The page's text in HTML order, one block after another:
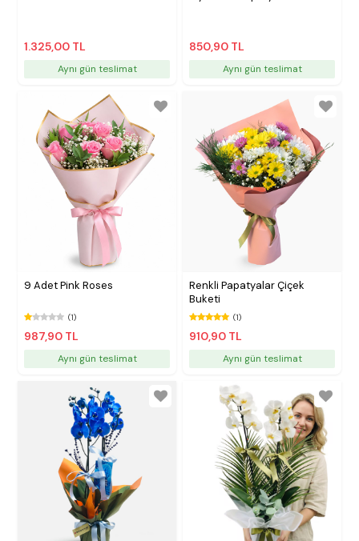
1.325,00 TL
Aynı gün teslimat
850,90 TL
Aynı gün teslimat
9 Adet Pink Roses
(1)
987,90 TL
Aynı gün teslimat
Renkli Papatyalar Çiçek
Buketi
(1)
910,90 TL
Aynı gün teslimat